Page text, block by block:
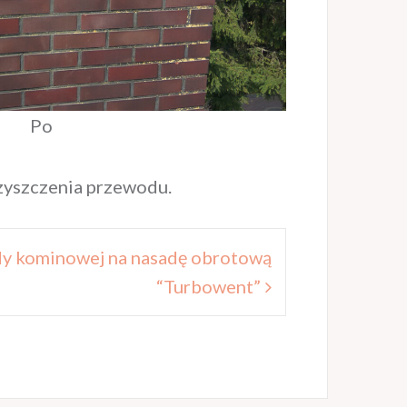
Po
przewodu.
kominowej na nasadę obrotową
“Turbowent”